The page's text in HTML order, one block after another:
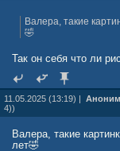
Валера, такие
🤣
Так он себя что ли
11.05.2025 (13:19) |
4))
Валера, такие
лет🤣